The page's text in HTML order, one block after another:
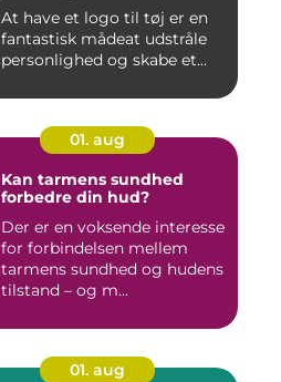
At have et logo til tøj er en
fantastisk mådeat udstråle
personlighed og skabe et...
01. aug
Kan tarmens sundhed
forbedre din hud?
Der er en voksende interesse
for forbindelsen mellem
tarmens sundhed og hudens
tilstand – og m...
01. aug